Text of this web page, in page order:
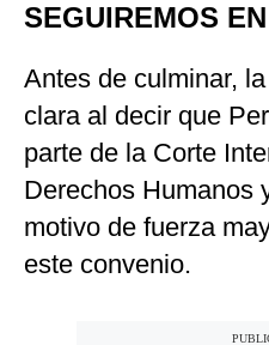
SEGUIREMOS
Antes de culminar,
clara al decir que
parte de la Corte
Derechos Humanos
motivo de fuerza
este convenio.